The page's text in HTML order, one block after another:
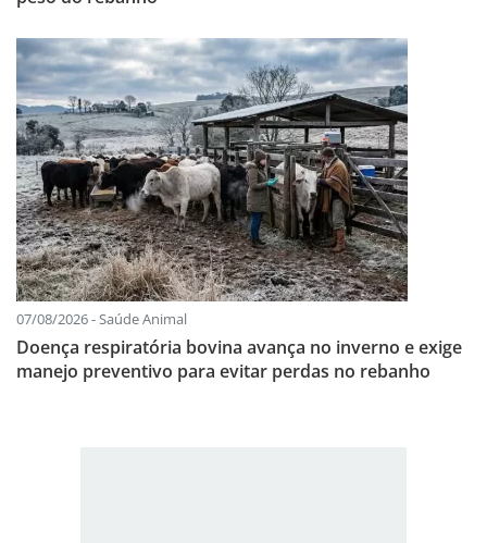
07/08/2026 - Saúde Animal
Doença respiratória bovina avança no inverno e exige
manejo preventivo para evitar perdas no rebanho